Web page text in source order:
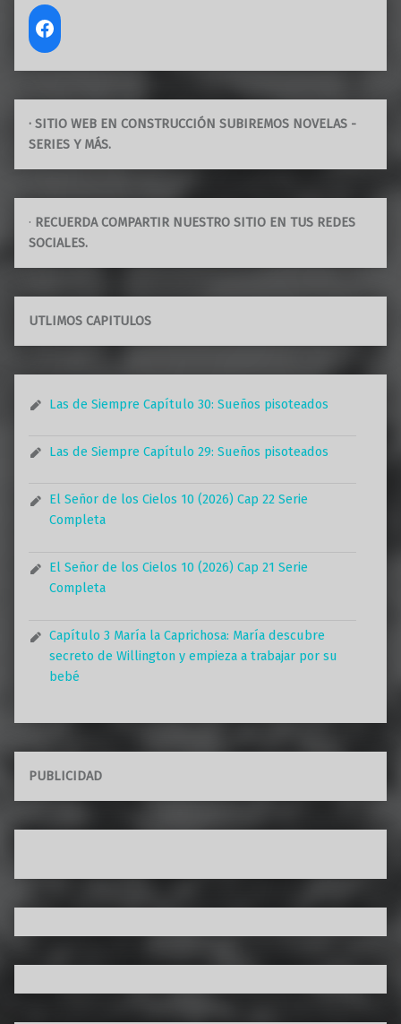
· SITIO WEB EN CONSTRUCCIÓN SUBIREMOS NOVELAS -
SERIES Y MÁS.
· RECUERDA COMPARTIR NUESTRO SITIO EN TUS REDES
SOCIALES.
UTLIMOS CAPITULOS
Las de Siempre Capítulo 30: Sueños pisoteados
Las de Siempre Capítulo 29: Sueños pisoteados
El Señor de los Cielos 10 (2026) Cap 22 Serie
Completa
El Señor de los Cielos 10 (2026) Cap 21 Serie
Completa
Capítulo 3 María la Caprichosa: María descubre
secreto de Willington y empieza a trabajar por su
bebé
PUBLICIDAD